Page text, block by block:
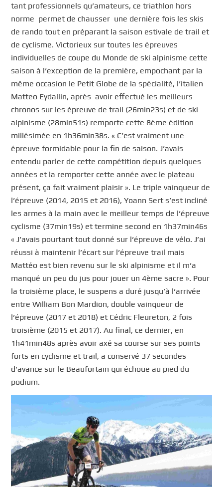
tant professionnels qu’amateurs, ce triathlon hors
norme permet de chausser une dernière fois les skis
de rando tout en préparant la saison estivale de trail et
de cyclisme. Victorieux sur toutes les épreuves
individuelles de coupe du Monde de ski alpinisme cette
saison à l’exception de la première, empochant par la
même occasion le Petit Globe de la spécialité, l’italien
Matteo Eydallin, après avoir effectué les meilleurs
chronos sur les épreuve de trail (26min23s) et de ski
alpinisme (28min51s) remporte cette 8ème édition
millésimée en 1h36min38s. « C’est vraiment une
épreuve formidable pour la fin de saison. J’avais
entendu parler de cette compétition depuis quelques
années et la remporter cette année avec le plateau
présent, ça fait vraiment plaisir ». Le triple vainqueur de
l’épreuve (2014, 2015 et 2016), Yoann Sert s’est incliné
les armes à la main avec le meilleur temps de l’épreuve
cyclisme (37min19s) et termine second en 1h37min46s
« J’avais pourtant tout donné sur l’épreuve de vélo. J’ai
réussi à maintenir l’écart sur l’épreuve trail mais
Mattéo est bien revenu sur le ski alpinisme et il m’a
manqué un peu du jus pour jouer un 4ème sacre ». Pour
la troisième place, le suspens a duré jusqu’à l’arrivée
entre William Bon Mardion, double vainqueur de
l’épreuve (2017 et 2018) et Cédric Fleureton, 2 fois
troisième (2015 et 2017). Au final, ce dernier, en
1h41min48s après avoir axé sa course sur ses points
forts en cyclisme et trail, a conservé 37 secondes
d’avance sur le Beaufortain qui échoue au pied du
podium.